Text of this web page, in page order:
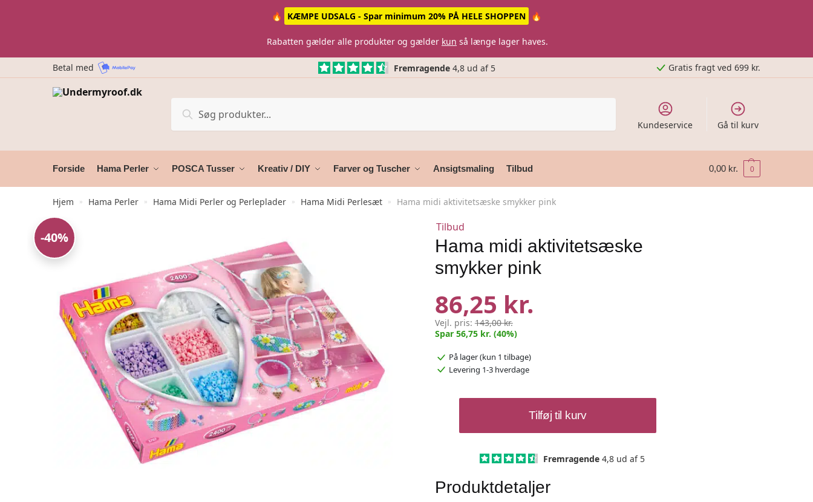
🔥 KÆMPE UDSALG - Spar minimum 20% PÅ HELE SHOPPEN 🔥
Rabatten gælder alle produkter og gælder kun så længe lager haves.
Betal med Fremragende4,8 ud af 5 Gratis fragt ved 699 kr.
efter:
Søg
Kundeservice Gå til kurv
Forside Hama Perler POSCA Tusser Kreativ / DIY Farver og Tuscher Ansigtsmaling Tilbud 0,00 kr. 0
Hjem » Hama Perler » Hama Midi Perler og Perleplader » Hama Midi Perlesæt » Hama midi aktivitetsæske smykker pink
-40%
Tilbud
Hama midi aktivitetsæske
smykker pink
86,25 kr.
Vejl. pris:143,00 kr.
Spar 56,75 kr. (40%)
På lager(kun 1 tilbage)
Levering 1-3 hverdage
aktivitetsæske
Tilføj til kurv
Fremragende4,8 ud af 5
Produktdetaljer